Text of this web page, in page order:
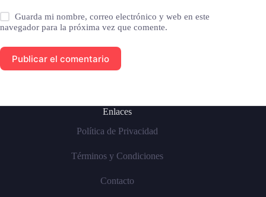
Guarda mi nombre, correo electrónico y web en este
navegador para la próxima vez que comente.
Publicar el comentario
Enlaces
Política de Privacidad
Términos y Condiciones
Contacto